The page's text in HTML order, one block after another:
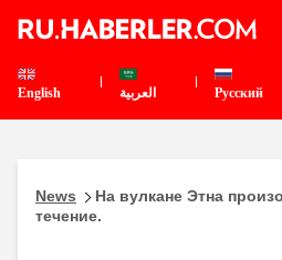
English العربية Pусский
News
На вулкане Этна
течение.